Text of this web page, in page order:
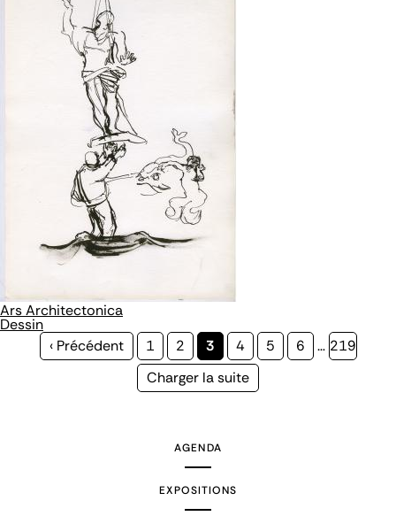
Ars Architectonica
Dessin
Page
‹ Précédent Page
1 Page
2
Page
courante
3 Page
4 Page
5 Page
6 … Page
219
Page
Charger la suite
AGENDA
EXPOSITIONS